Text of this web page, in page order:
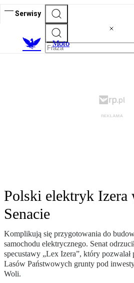
Serwisy
Moto
Polski elektryk Izera
Senacie
Komplikują się przygotowania do
samochodu elektrycznego. Senat
specustawy „Lex Izera”, który pozwalał
Lasów Państwowych grunty pod
Woli.